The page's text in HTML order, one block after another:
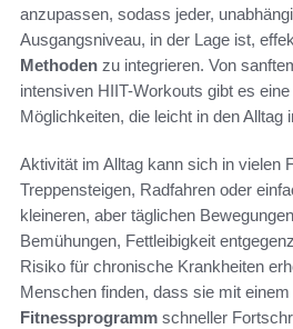
anzupassen, sodass jeder,
Ausgangsniveau, in der Lage ist,
Methoden zu integrieren. Von
intensiven HIIT-Workouts gibt es
Möglichkeiten, die leicht in den Alltag
Aktivität im Alltag kann sich in vielen
Treppensteigen, Radfahren oder
kleineren, aber täglichen
Bemühungen, Fettleibigkeit
Risiko für chronische Krankheiten
Menschen finden, dass sie mit
Fitnessprogramm schneller